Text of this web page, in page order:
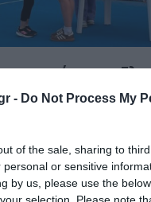
- Do Not Process My
of the sale, sharing to
personal or sensitive
by us, please use the
Μαθημάτων
γιορτινή και γεμάτη
2026 η γιορτή